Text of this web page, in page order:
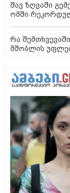
შავ ზღვაში
ომში
რა
მშობლის